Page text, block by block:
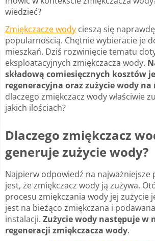
wiedzieć?
Zmiękczacze wody cieszą się
popularnością. Chętnie wybieracie je
mieszkań. Dziś rozwinięcie tematu
eksploatacyjnych zmiękczacza wody.
składową comiesięcznych kosztów
regeneracyjna oraz zużycie wody na
dlaczego zmiękczacz wody właściwie
jakich ilościach?
Dlaczego zmiękczacz
generuje zużycie wody?
Najpierw odpowiedź na najważniejsze
jest, że zmiękczacz wody ją zużywa.
procesu zmiękczania wody jej zużycie
jest na bieżąco zmiękczana i
instalacji. Zużycie wody następuje w
regeneracji zmiękczacza wody.